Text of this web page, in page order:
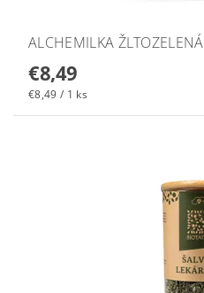
ALCHEMILKA ŽLTOZELENÁ
€8,49
€8,49 / 1 ks